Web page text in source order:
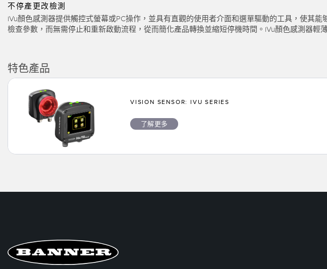
不停產更改檢測
iVu顏色感測器提供觸控式螢幕或PC操作，並具有直觀的使用者介面和選單驅動的工具，使其
檢查參數，而無需停止和重新啟動流程，從而簡化產品轉換並縮短停機時間。iVu顏色感測器輕
特色產品
VISION SENSOR: IVU SERIES
了解更多